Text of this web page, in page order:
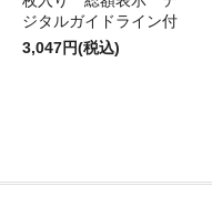
ジタルガイドライン付
3,047円(税込)